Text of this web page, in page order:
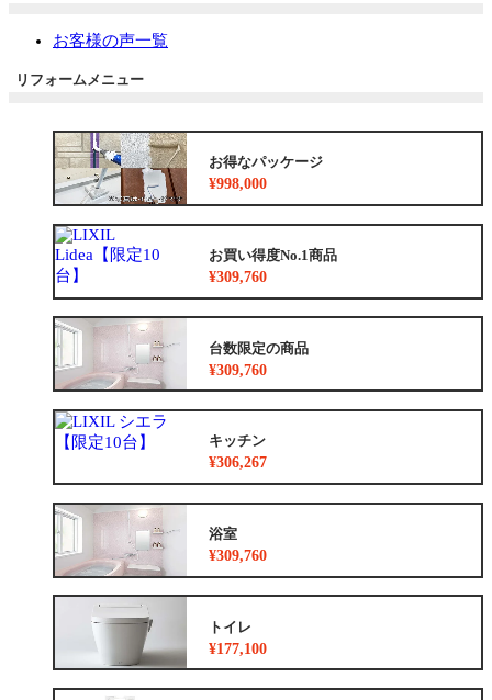
お客様の声一覧
リフォームメニュー
お得なパッケージ
¥998,000
お買い得度No.1商品
¥309,760
台数限定の商品
¥309,760
キッチン
¥306,267
浴室
¥309,760
トイレ
¥177,100